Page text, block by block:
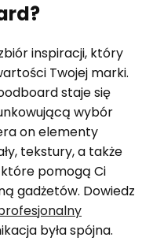
inspiracji, który
Twojej marki.
staje się
wybór
on elementy
tekstury, a także
które pomogą Ci
gadżetów. Dowiedz
była spójna.